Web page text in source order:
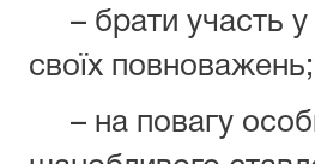
– брати участь у
своїх повноважень;
– на повагу